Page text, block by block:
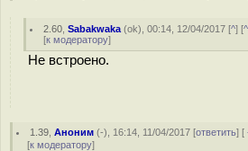
2.60 ,Sabakwaka (ok), 00:14, 12/04/2017 [^] [
[к модератору]
Не встроено.
1.39 ,Аноним (-), 16:14, 11/04/2017 [ответить] [
[к модератору]